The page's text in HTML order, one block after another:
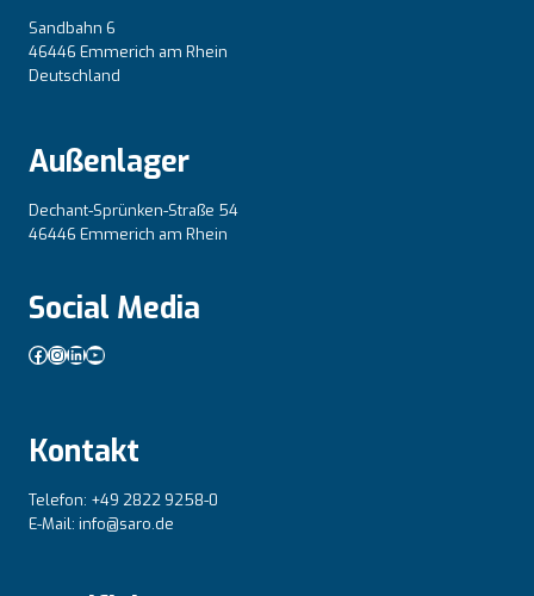
Sandbahn 6
46446 Emmerich am Rhein
Deutschland
Außenlager
Dechant-Sprünken-Straße 54
46446 Emmerich am Rhein
Social Media
Facebook
Instagram
LinkedIn
YouTube
Kontakt
Telefon: +49 2822 9258-0
E-Mail: info@saro.de